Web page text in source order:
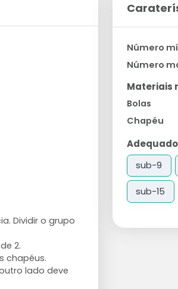
Dividir o grupo
2.
chapéus.
lado deve
Número
Número
Materiais
Bolas
Chapéu
sub-9
sub-15